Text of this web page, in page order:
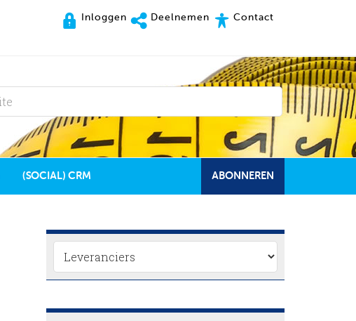
Inloggen Deelnemen Contact
(SOCIAL) CRM ABONNEREN